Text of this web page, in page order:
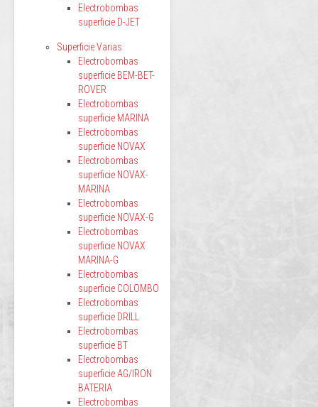
Electrobombas
superficie D-JET
Superficie Varias
Electrobombas
superficie BEM-BET-
ROVER
Electrobombas
superficie MARINA
Electrobombas
superficie NOVAX
Electrobombas
superficie NOVAX-
MARINA
Electrobombas
superficie NOVAX-G
Electrobombas
superficie NOVAX
MARINA-G
Electrobombas
superficie COLOMBO
Electrobombas
superficie DRILL
Electrobombas
superficie BT
Electrobombas
superficie AG/IRON
BATERIA
Electrobombas